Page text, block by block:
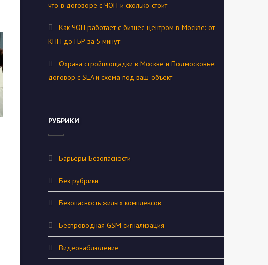
что в договоре с ЧОП и сколько стоит
Как ЧОП работает с бизнес-центром в Москве: от
КПП до ГБР за 5 минут
Охрана стройплощадки в Москве и Подмосковье:
договор с SLA и схема под ваш объект
РУБРИКИ
Барьеры Безопасности
Без рубрики
Безопасность жилых комплексов
Беспроводная GSM сигнализация
Видеонаблюдение